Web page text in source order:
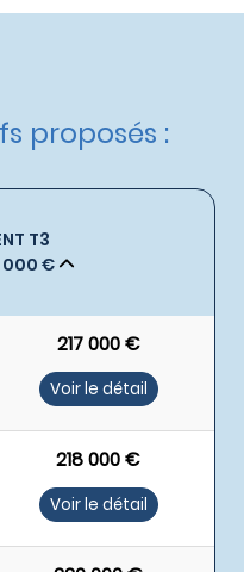
proposés :
T3
000 €
217 000 €
Voir le détail
218 000 €
Voir le détail